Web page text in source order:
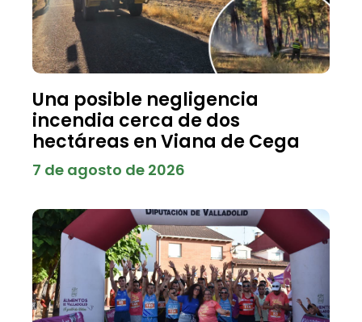
Una posible negligencia
incendia cerca de dos
hectáreas en Viana de Cega
7 de agosto de 2026